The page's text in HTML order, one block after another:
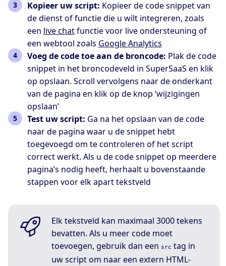
Kopieer uw script: Kopieer de code snippet van
de dienst of functie die u wilt integreren, zoals
een live chatfunctie voor live ondersteuning of
een webtool zoals Google Analytics
Voeg de code toe aan de broncode: Plak de code
snippet in het broncodeveld in SuperSaaS en klik
op opslaan. Scroll vervolgens naar de onderkant
van de pagina en klik op de knop ‘wijzigingen
opslaan’
Test uw script: Ga na het opslaan van de code
naar de pagina waar u de snippet hebt
toegevoegd om te controleren of het script
correct werkt. Als u de code snippet op meerdere
pagina’s nodig heeft, herhaalt u bovenstaande
stappen voor elk apart tekstveld
Elk tekstveld kan maximaal 3000 tekens
bevatten. Als u meer code moet
toevoegen, gebruik dan een src tag in
uw script om naar een extern HTML-